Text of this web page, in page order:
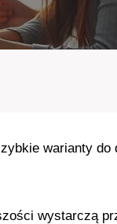
warianty
wystarczą